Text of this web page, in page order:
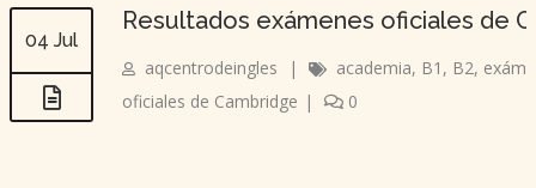
04 Jul
Resultados exámenes oficiales de
aqcentrodeingles | academia, B1 , B2,
oficiales de Cambridge | 0